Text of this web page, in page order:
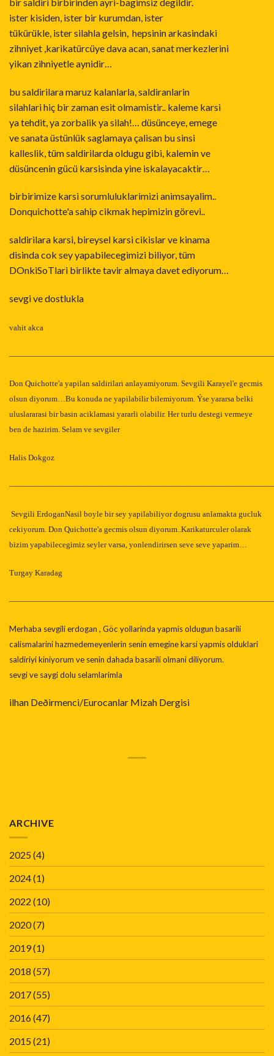
ister kisiden, ister bir kurumdan, ister
tükürükle, ister silahla gelsin, hepsinin arkasindaki
zihniyet ,karikatürcüye dava acan, sanat merkezlerini
yikan zihniyetle aynidir…
bu saldirilara maruz kalanlarla, saldiranlarin
silahlari hiç bir zaman esit olmamistir.. kaleme karsi
ya tehdit, ya zorbalik ya silah!… düsünceye, emege
ve sanata üstünlük saglamaya çalisan bu sinsi
kalleslik, tüm saldirilarda oldugu gibi, kalemin ve
düsüncenin gücü karsisinda yine iskalayacaktir…
birbirimize karsi sorumluluklarimizi animsayalim..
Donquichotte'a sahip cikmak hepimizin görevi..
saldirilara karsi, bireysel karsi cikislar ve kinama
disinda cok sey yapabilecegimizi biliyor, tüm
DOnkiSoTlari birlikte tavir almaya davet ediyorum…
sevgi ve dostlukla
vahit akca
Don Quichotte'a yapilan saldirilari anlayamiyorum. Sevgili Karayel'e gecmis
olsun diyorum…Bu konuda ne yapilabilir bilemiyorum. Ýse yararsa belki
uluslararasi bir basin aciklamasi yararli olabilir. Her turlu destegi vermeye
ben de hazirim. Selam ve sevgiler
Halis Dokgoz
Sevgili ErdoganNasil boyle bir sey yapilabiliyor dogrusu anlamakta gucluk
cekiyorum. Don Quichotte'a gecmis olsun diyorum..Karikaturculer olarak
bizim yapabilecegimiz seyler varsa, yonlendirirsen seve seve yaparim…
Turgay Karadag
Merhaba sevgili erdogan , Göc yollarinda yapmis oldugun basarili
calismalarini hazmedemeyenlerin senin emegine karsi yapmis olduklari
saldiriyi kiniyorum ve senin dahada basarili olmani diliyorum.
sevgi ve saygi dolu selamlarimla
ilhan Deðirmenci/Eurocanlar Mizah Dergisi
ARCHIVE
2025(4)
2024(1)
2022 (10)
2020(7)
2019(1)
2018 (57)
2017(55)
2016(47)
2015(21)